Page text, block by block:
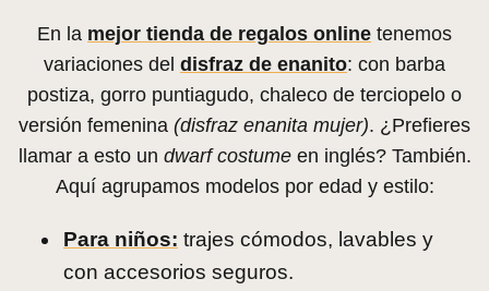
En la mejor tienda de regalos online tenemos
variaciones del disfraz de enanito: con barba
postiza, gorro puntiagudo, chaleco de terciopelo o
versión femenina (disfraz enanita mujer). ¿Prefieres
llamar a esto un dwarf costumeen inglés? También.
Aquí agrupamos modelos por edad y estilo:
Para niños: trajes cómodos, lavables y
con accesorios seguros.